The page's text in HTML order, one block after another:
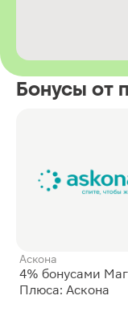
Бонусы от
Аскона
4% бонусами
Плюса: Аскона